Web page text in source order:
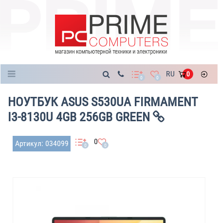
0 0 RU 0
НОУТБУК ASUS S530UA FIRMAMENT
I3-8130U 4GB 256GB GREEN
Артикул: 034099 0 0 0